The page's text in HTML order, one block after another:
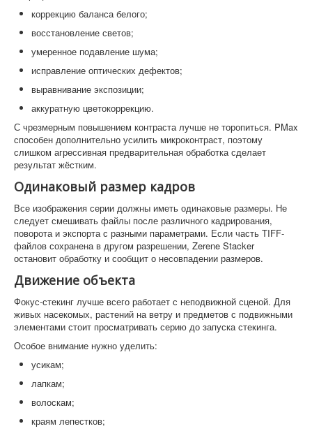
коррекцию баланса белого;
восстановление светов;
умеренное подавление шума;
исправление оптических дефектов;
выравнивание экспозиции;
аккуратную цветокоррекцию.
С чрезмерным повышением контраста лучше не торопиться. PMax
способен дополнительно усилить микроконтраст, поэтому
слишком агрессивная предварительная обработка сделает
результат жёстким.
Одинаковый размер кадров
Все изображения серии должны иметь одинаковые размеры. Не
следует смешивать файлы после различного кадрирования,
поворота и экспорта с разными параметрами. Если часть TIFF-
файлов сохранена в другом разрешении, Zerene Stacker
остановит обработку и сообщит о несовпадении размеров.
Движение объекта
Фокус-стекинг лучше всего работает с неподвижной сценой. Для
живых насекомых, растений на ветру и предметов с подвижными
элементами стоит просматривать серию до запуска стекинга.
Особое внимание нужно уделить:
усикам;
лапкам;
волоскам;
краям лепестков;